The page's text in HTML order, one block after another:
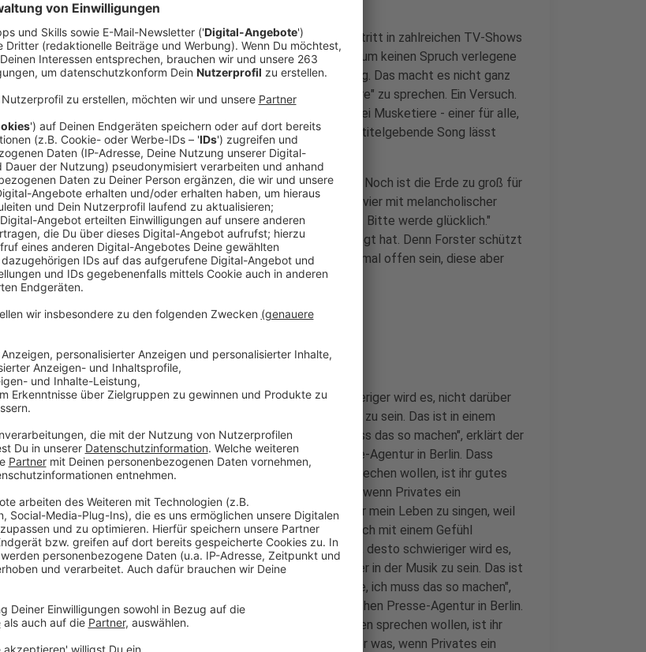
Berlin (dpa) - Mark Forster ist seit fast zehn Jahren im Geschäft, tritt in zahlreichen TV-Shows
auf und bringt jetzt bereits sein fünftes Album heraus. Der sonst um keinen Spruch verlegene
Musiker gibt sich einzig bei Fragen zu seinem Privatleben wortkarg. Das macht es nicht ganz
einfach, mit Forster über sein sehr persönliches Album "Musketiere" zu sprechen. Ein Versuch.
Schon der Albumtitel ist in vielerlei Hinsicht interpretierbar. Die drei Musketiere - einer für alle,
alle für einen. Die engsten Freunde? Oder eine junge Familie? Der titelgebende Song lässt
eigentlich keinen Zweifel zu.
"So schwerelos wie du bist. Ich hoffe, das bleibt auch so für dich. Noch ist die Erde zu groß für
dich. Doch nicht für den, der du einmal wirst", singt Forster am Klavier mit melancholischer
Stimme. Und weiter: "Du und wir. Musketiere. Liebe und Rücksicht. Bitte werde glücklich."
Öffentlich sagt der Songwriter nicht, was ihn zu der Ballade bewegt hat. Denn Forster schützt
sein Privatleben wie ein Musketier. Er wolle in seinen Texten maximal offen sein, diese aber
nicht öffentlich diskutieren. Ein Balanceakt.
"Je spezieller es wird und je länger ich Musik mache, desto schwieriger wird es, nicht darüber
zu sprechen. Meine Reaktion darauf ist, noch offener in der Musik zu sein. Das ist in einem
Interview natürlich etwas unbefriedigend. Aber ich glaube, ich muss das so machen", erklärt der
Sänger mit der Baseballkappe im Interview der Deutschen Presse-Agentur in Berlin. Dass
Musikerinnen und Musiker nicht öffentlich über ihr Privatleben sprechen wollen, ist ihr gutes
Recht. Schließlich geht es um ihren Job und ihre Kunst. Aber was, wenn Privates ein
unerlässlicher Teil davon ist? "Es ist für mich unmöglich, nicht über mein Leben zu singen, weil
mich etwas anderes musikalisch nicht interessiert. Es muss für mich mit einem Gefühl
verbunden sei Je spezieller es wird und je länger ich Musik mache, desto schwieriger wird es,
nicht darüber zu sprechen. Meine Reaktion darauf ist, noch offener in der Musik zu sein. Das ist
in einem Interview natürlich etwas unbefriedigend. Aber ich glaube, ich muss das so machen",
erklärt der Sänger mit der Baseballkappe im Interview der Deutschen Presse-Agentur in Berlin.
Dass Musikerinnen und Musiker nicht öffentlich über ihr Privatleben sprechen wollen, ist ihr
gutes Recht. Schließlich geht es um ihren Job und ihre Kunst. Aber was, wenn Privates ein